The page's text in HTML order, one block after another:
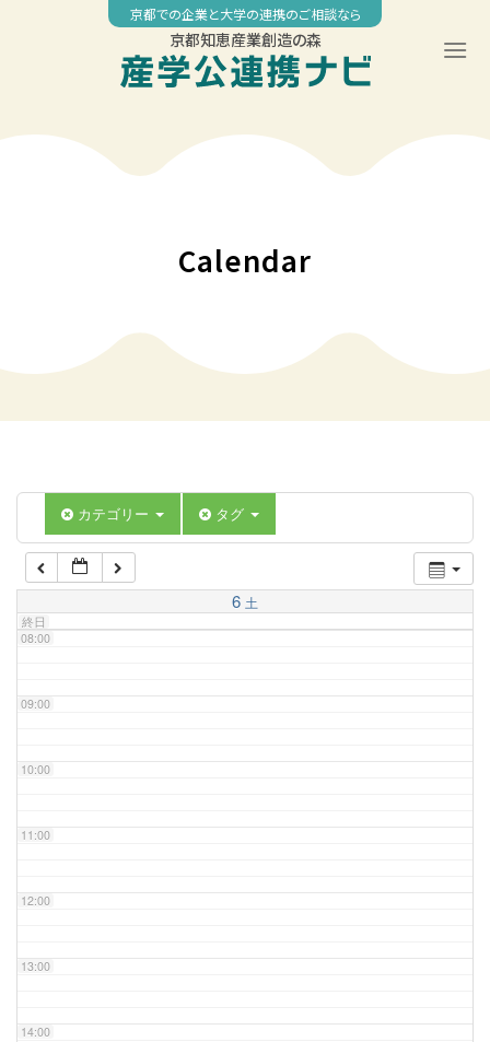
京都での企業と大学の連携のご相談なら
京都知恵産業創造の森
Calendar
カテゴリー タグ
6 土
終日
04:00
07:00
08:00
09:00
10:00
11:00
12:00
13:00
14:00